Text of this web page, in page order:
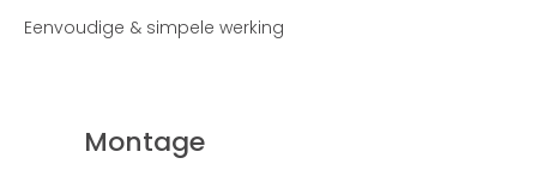
Eenvoudige & simpele werking
Montage